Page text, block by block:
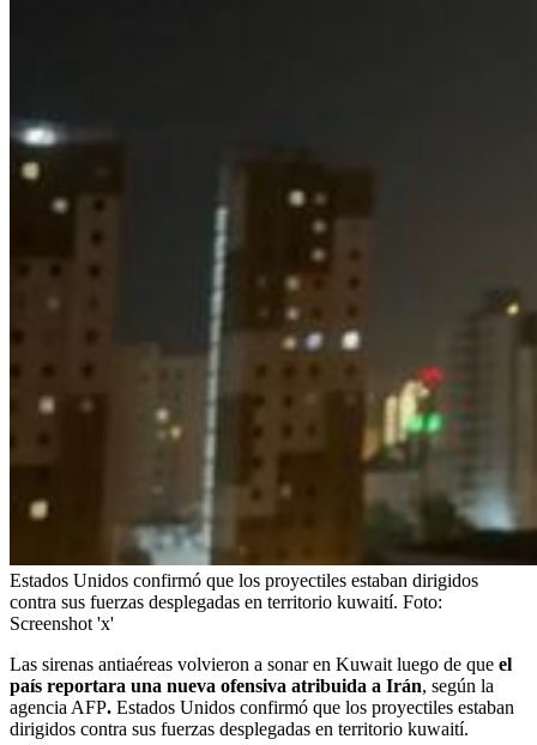
Estados Unidos confirmó que los proyectiles estaban dirigidos
contra sus fuerzas desplegadas en territorio kuwaití. Foto:
Screenshot 'x'
Las sirenas antiaéreas volvieron a sonar en Kuwait luego de que el
país reportara una nueva ofensiva atribuida a Irán, según la
agencia AFP. Estados Unidos confirmó que los proyectiles estaban
dirigidos contra sus fuerzas desplegadas en territorio kuwaití.